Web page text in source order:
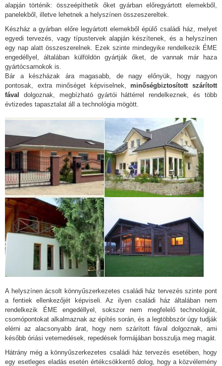
alapján történik: összeépíthetik őket gyárban előregyártott elemekből,
panelekből, illetve lehetnek a helyszínen összeszereltek.
Készház a gyárban előre legyártott elemekből épülő családi ház, melyet
egyedi tervezés, vagy típustervek alapján készítenek, és a helyszínen
egy nap alatt összeszerelnek. Ezek szinte mindegyike rendelkezik ÉME
engedéllyel, általában külföldön gyártják őket, de vannak már haza
gyártócsarnokok is.
Bár a készházak ára magasabb, de nagy előnyük, hogy nagyon
pontosak, extra minőséget képviselnek,minőségbiztosított szárított
fával
dolgoznak, megbízható gyártói háttérrel rendelkeznek, és több
évtizedes tapasztalat áll a technológia mögött.
A helyszínen ácsolt könnyűszerkezetes családi ház tervezés szinte pont
a fentiek ellenkezőjét képviseli. Az ilyen családi ház általában nem
rendelkezik ÉME engedéllyel, sokszor nem megfelelő technológiát,
csomópontokat alkalmaznak az építés során, és a legtöbbször úgy tudják
elérni az alacsonyabb árat, hogy nem szárított fával dolgoznak, ami
később óriási vetemedések, repedések formájában bosszulja meg magát.
Hátrány még a könnyűszerkezetes családi ház tervezés esetében, hogy
egy esetleges eladás esetén értékcsökkentő dolog, hogy a közvélemény